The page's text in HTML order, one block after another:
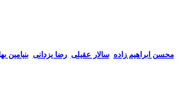
محسن ابراهیم زاده سالار عقیلی رضا یزدانی بنیامین